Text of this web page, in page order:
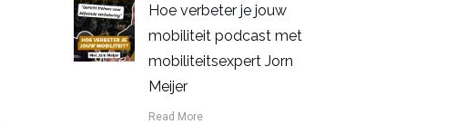
Hoe verbeter je jouw
mobiliteit podcast met
mobiliteitsexpert Jorn
Meijer
Read More